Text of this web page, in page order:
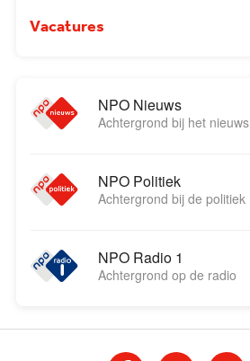
Vacatures
NPO Nieuws
Achtergrond bij het nieuws
NPO Politiek
Achtergrond bij de politiek
NPO Radio 1
Achtergrond op de radio